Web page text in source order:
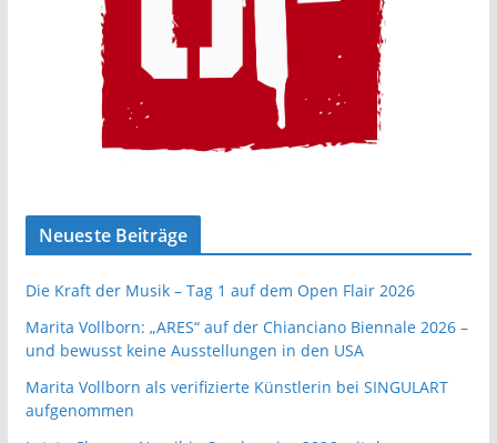
Neueste Beiträge
Die Kraft der Musik – Tag 1 auf dem Open Flair 2026
Marita Vollborn: „ARES“ auf der Chianciano Biennale 2026 –
und bewusst keine Ausstellungen in den USA
Marita Vollborn als verifizierte Künstlerin bei SINGULART
aufgenommen